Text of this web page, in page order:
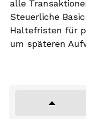
alle
Steuerliche
Haltefristen für
um späteren